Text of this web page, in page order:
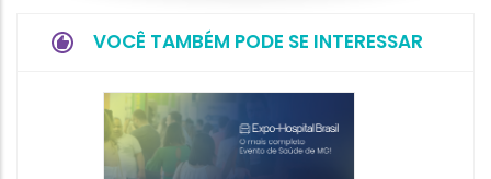
VOCÊ TAMBÉM PODE SE INTERESSAR